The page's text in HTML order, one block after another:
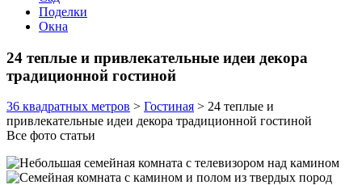
Поделки
Окна
24 теплые и привлекательные идеи декора
традиционной гостиной
36 квадратных метров > Гостиная > 24 теплые и
привлекательные идеи декора традиционной гостиной
Все фото статьи